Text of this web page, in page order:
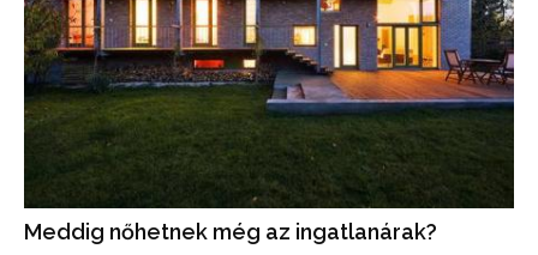
Meddig nőhetnek még az ingatlanárak?